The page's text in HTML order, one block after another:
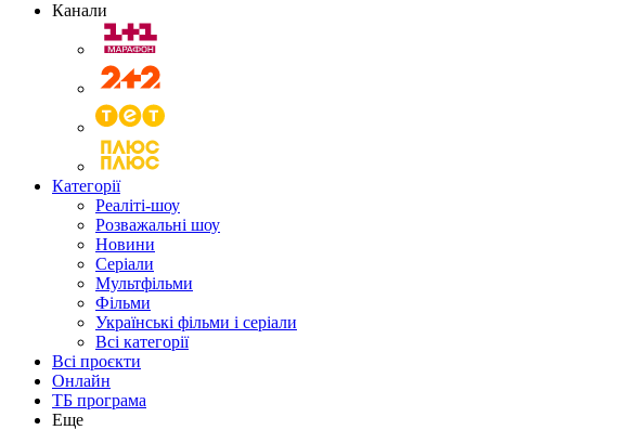
Канали
Категорії
Реаліті-шоу
Розважальні шоу
Новини
Серіали
Мультфільми
Фільми
Українські фільми і серіали
Всі категорії
Всі проєкти
Онлайн
ТБ програма
Еще